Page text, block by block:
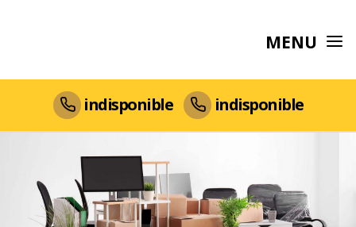
MENU
indisponible indisponible